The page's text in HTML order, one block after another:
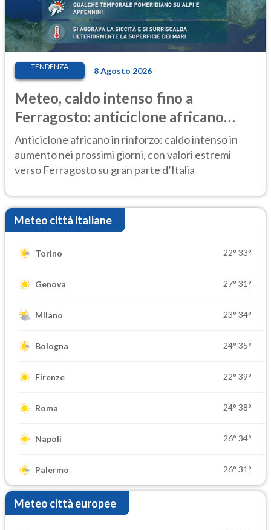
TENDENZA 8 Agosto 2026
Meteo, caldo intenso fino a
Ferragosto: anticiclone africano
ancora protagonista
Anticiclone africano in rinforzo: caldo intenso in
aumento nei prossimi giorni, con valori estremi
verso Ferragosto su gran parte d’Italia
Meteo città italiane
Torino 22° 33°
Genova 27° 31°
Milano 23° 34°
Bologna 24° 35°
Firenze 22° 39°
Roma 24° 38°
Napoli 26° 34°
Palermo 26° 31°
Meteo città europee